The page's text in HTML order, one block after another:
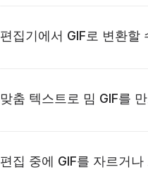
편집기에서 GIF로 변환할
맞춤 텍스트로 밈 GIF를
편집 중에 GIF를 자르거